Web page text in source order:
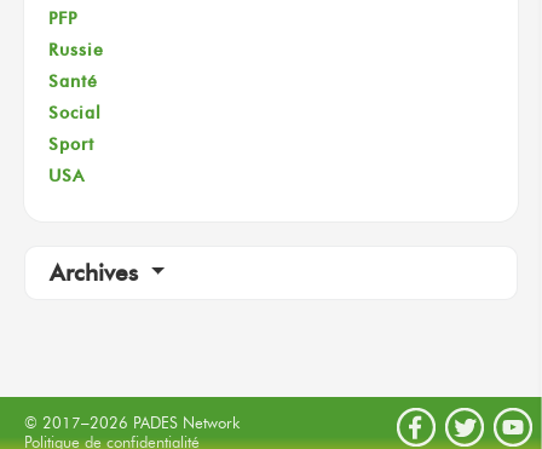
PFP
Russie
Santé
Social
Sport
USA
Archives
© 2017–2026 PADES Network
Politique de confidentialité